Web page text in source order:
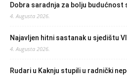
Dobra saradnja za bolju budućnost
4. Augusta 2026.
Najavljen hitni sastanak u sjedištu
4. Augusta 2026.
Rudari u Kaknju stupili u radnički